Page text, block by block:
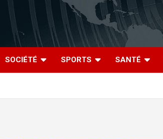
SOCIÉTÉ SPORTS SANTÉ